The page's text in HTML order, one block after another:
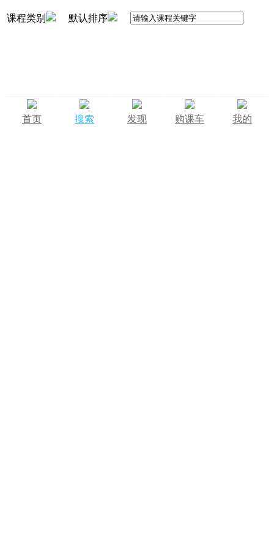
课程类别 默认排序
首页 搜索 发现 购课车 我的